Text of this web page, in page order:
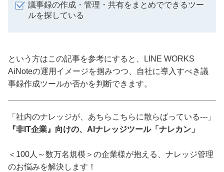
議事録の作成・管理・共有をまとめでできるツー
ルを探している
という方はこの記事を参考にすると、LINE WORKS
AiNoteの運用イメージを掴みつつ、自社に導入すべき議
事録作成ツールか否かを判断できます。
「社内のナレッジが、あちらこちらに散らばっている---」
『非IT企業』向けの、AIナレッジツール「ナレカン」
＜100人～数万名規模＞の企業様が抱える、ナレッジ管理
のお悩みを解決します！